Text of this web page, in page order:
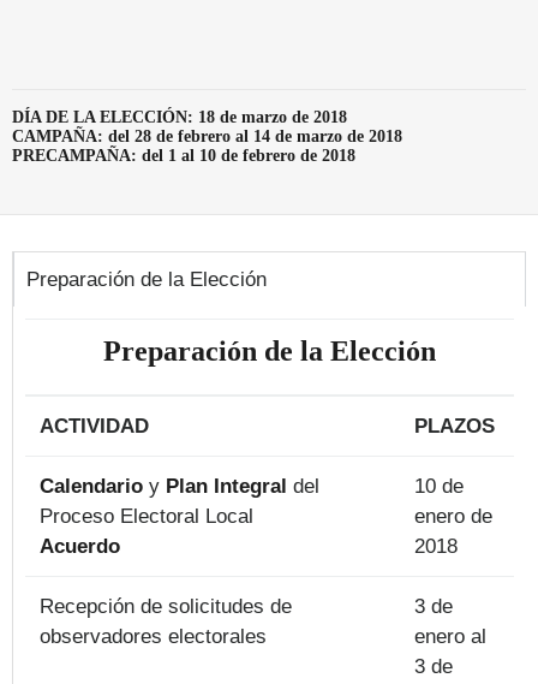
DÍA DE LA ELECCIÓN: 18 de marzo de 2018
CAMPAÑA: del 28 de febrero al 14 de marzo de 2018
PRECAMPAÑA: del 1 al 10 de febrero de 2018
Preparación de la Elección
Preparación de la Elección
ACTIVIDAD PLAZOS
Calendario y Plan Integral del
Proceso Electoral Local
Acuerdo
10 de
enero de
2018
Recepción de solicitudes de
observadores electorales
3 de
enero al
3 de